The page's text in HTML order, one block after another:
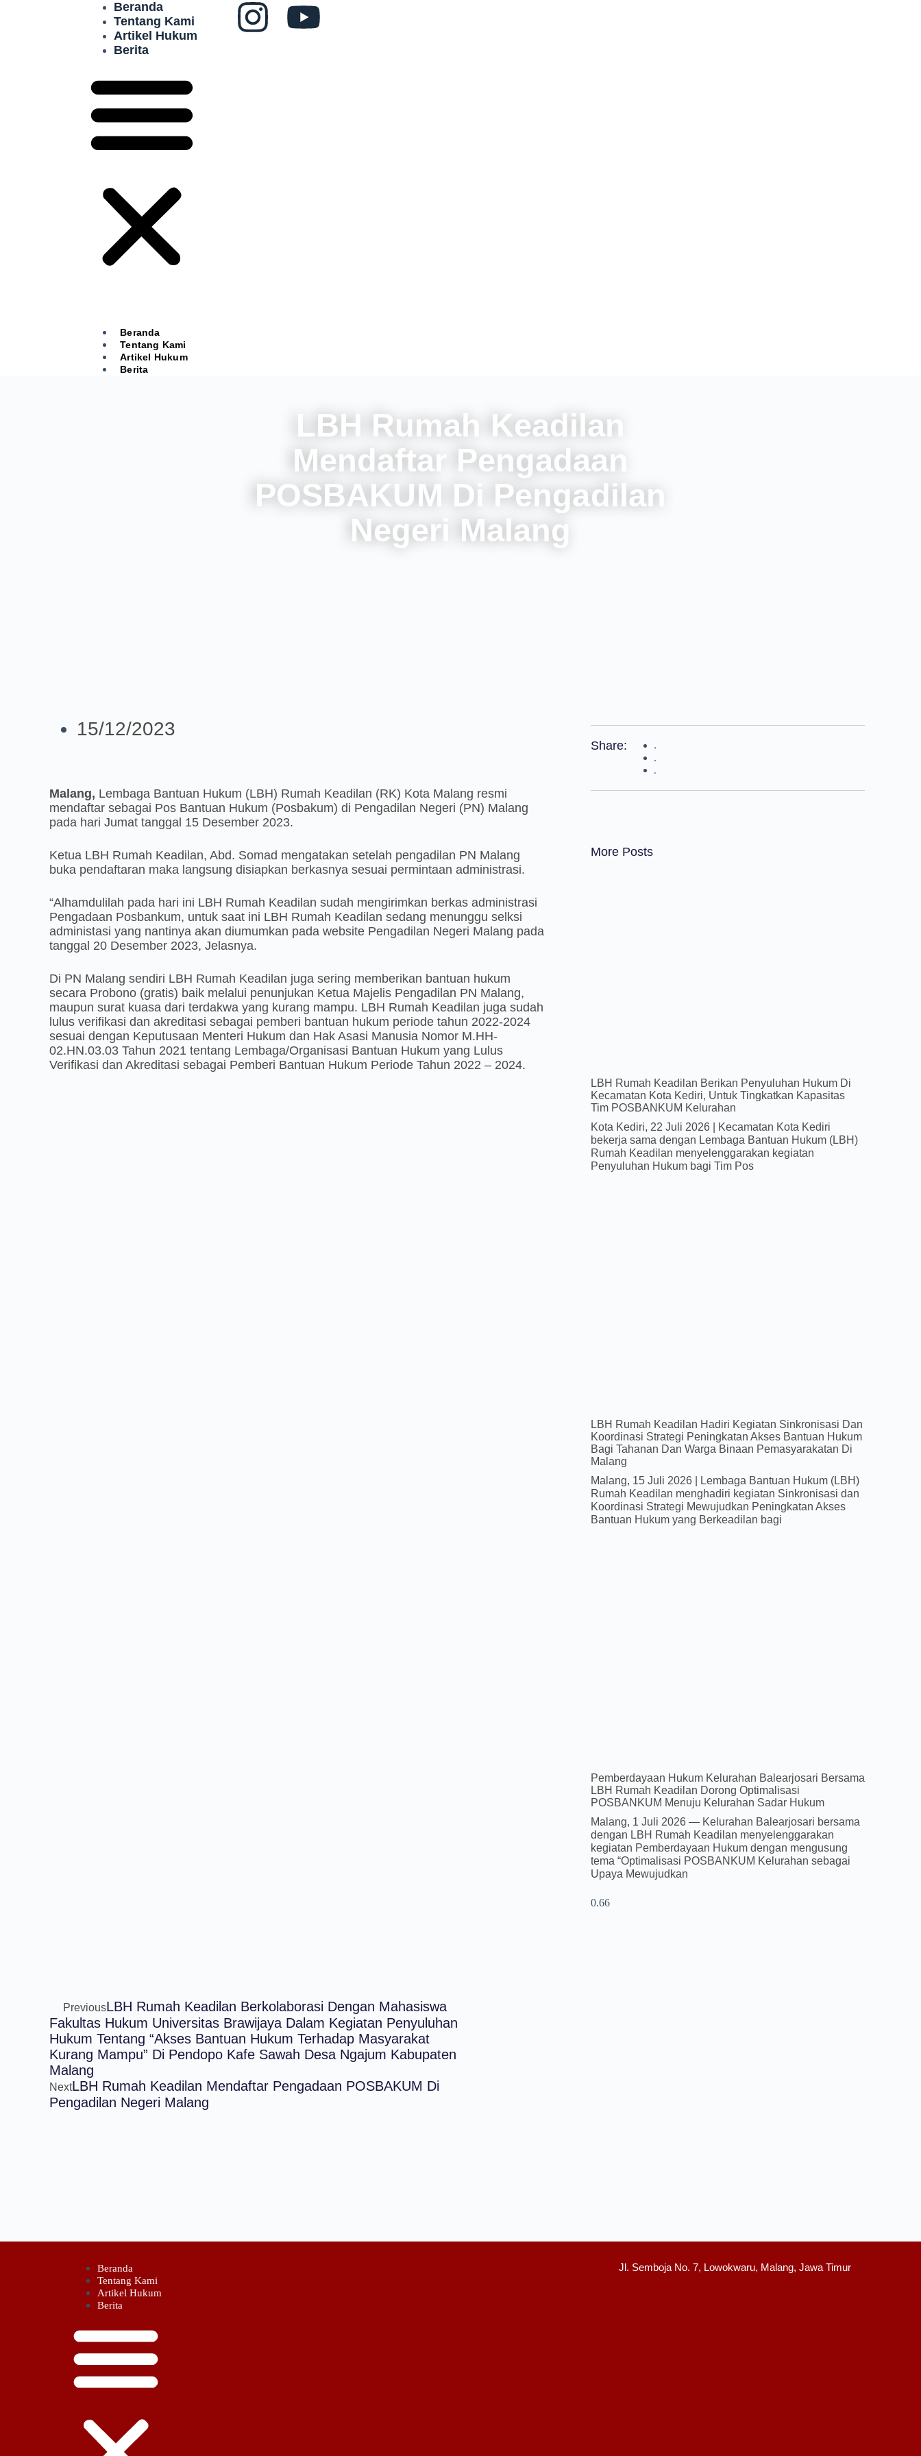
Beranda
Tentang Kami
Artikel Hukum
Berita
Beranda
Tentang Kami
Artikel Hukum
Berita
LBH Rumah Keadilan
Mendaftar Pengadaan
POSBAKUM Di Pengadilan
Negeri Malang
15/12/2023
Malang, Lembaga Bantuan Hukum (LBH) Rumah Keadilan (RK) Kota Malang resmi
mendaftar sebagai Pos Bantuan Hukum (Posbakum) di Pengadilan Negeri (PN) Malang
pada hari Jumat tanggal 15 Desember 2023.
Ketua LBH Rumah Keadilan, Abd. Somad mengatakan setelah pengadilan PN Malang
buka pendaftaran maka langsung disiapkan berkasnya sesuai permintaan administrasi.
“Alhamdulilah pada hari ini LBH Rumah Keadilan sudah mengirimkan berkas administrasi
Pengadaan Posbankum, untuk saat ini LBH Rumah Keadilan sedang menunggu selksi
administasi yang nantinya akan diumumkan pada website Pengadilan Negeri Malang pada
tanggal 20 Desember 2023, Jelasnya.
Di PN Malang sendiri LBH Rumah Keadilan juga sering memberikan bantuan hukum
secara Probono (gratis) baik melalui penunjukan Ketua Majelis Pengadilan PN Malang,
maupun surat kuasa dari terdakwa yang kurang mampu. LBH Rumah Keadilan juga sudah
lulus verifikasi dan akreditasi sebagai pemberi bantuan hukum periode tahun 2022-2024
sesuai dengan Keputusaan Menteri Hukum dan Hak Asasi Manusia Nomor M.HH-
02.HN.03.03 Tahun 2021 tentang Lembaga/Organisasi Bantuan Hukum yang Lulus
Verifikasi dan Akreditasi sebagai Pemberi Bantuan Hukum Periode Tahun 2022 – 2024.
Share:
More Posts
LBH Rumah Keadilan Berikan Penyuluhan Hukum Di
Kecamatan Kota Kediri, Untuk Tingkatkan Kapasitas
Tim POSBANKUM Kelurahan
Kota Kediri, 22 Juli 2026 | Kecamatan Kota Kediri
bekerja sama dengan Lembaga Bantuan Hukum (LBH)
Rumah Keadilan menyelenggarakan kegiatan
Penyuluhan Hukum bagi Tim Pos
LBH Rumah Keadilan Hadiri Kegiatan Sinkronisasi Dan
Koordinasi Strategi Peningkatan Akses Bantuan Hukum
Bagi Tahanan Dan Warga Binaan Pemasyarakatan Di
Malang
Malang, 15 Juli 2026 | Lembaga Bantuan Hukum (LBH)
Rumah Keadilan menghadiri kegiatan Sinkronisasi dan
Koordinasi Strategi Mewujudkan Peningkatan Akses
Bantuan Hukum yang Berkeadilan bagi
Pemberdayaan Hukum Kelurahan Balearjosari Bersama
LBH Rumah Keadilan Dorong Optimalisasi
POSBANKUM Menuju Kelurahan Sadar Hukum
Malang, 1 Juli 2026 — Kelurahan Balearjosari bersama
dengan LBH Rumah Keadilan menyelenggarakan
kegiatan Pemberdayaan Hukum dengan mengusung
tema “Optimalisasi POSBANKUM Kelurahan sebagai
Upaya Mewujudkan
PreviousLBH Rumah Keadilan Berkolaborasi Dengan Mahasiswa
Fakultas Hukum Universitas Brawijaya Dalam Kegiatan Penyuluhan
Hukum Tentang “Akses Bantuan Hukum Terhadap Masyarakat
Kurang Mampu” Di Pendopo Kafe Sawah Desa Ngajum Kabupaten
Malang
NextLBH Rumah Keadilan Mendaftar Pengadaan POSBAKUM Di
Pengadilan Negeri Malang
Beranda
Tentang Kami
Artikel Hukum
Berita
Jl. Semboja No. 7, Lowokwaru, Malang, Jawa Timur